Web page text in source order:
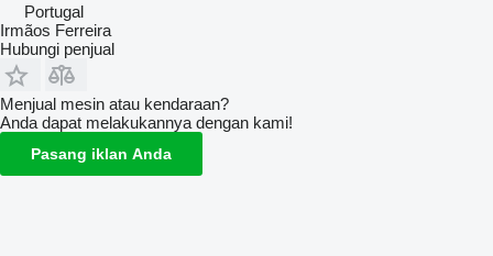
Portugal
Irmãos Ferreira
Hubungi penjual
Menjual mesin atau kendaraan?
Anda dapat melakukannya dengan kami!
Pasang iklan Anda